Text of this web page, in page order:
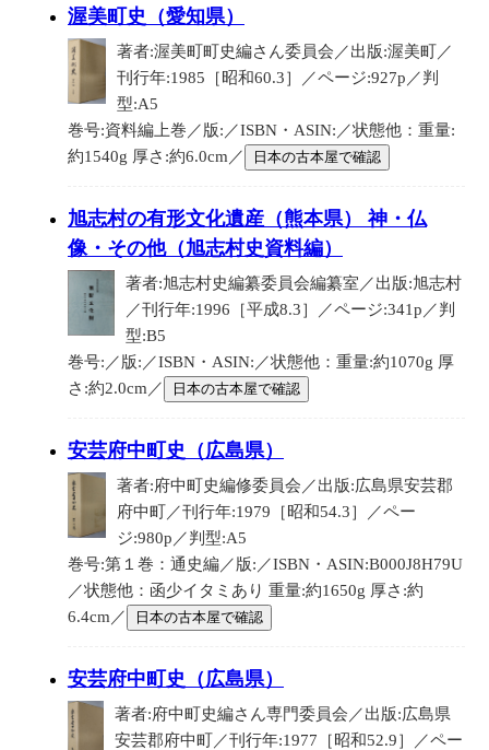
渥美町史（愛知県）
著者:渥美町町史編さん委員会／出版:渥美町／
刊行年:1985［昭和60.3］／ページ:927p／判
型:A5
巻号:資料編上巻／版:／ISBN・ASIN:／状態他：重量:
約1540g 厚さ:約6.0cm／
日本の古本屋で確認
旭志村の有形文化遺産（熊本県） 神・仏
像・その他（旭志村史資料編）
著者:旭志村史編纂委員会編纂室／出版:旭志村
／刊行年:1996［平成8.3］／ページ:341p／判
型:B5
巻号:／版:／ISBN・ASIN:／状態他：重量:約1070g 厚
さ:約2.0cm／
日本の古本屋で確認
安芸府中町史（広島県）
著者:府中町史編修委員会／出版:広島県安芸郡
府中町／刊行年:1979［昭和54.3］／ペー
ジ:980p／判型:A5
巻号:第１巻：通史編／版:／ISBN・ASIN:B000J8H79U
／状態他：函少イタミあり 重量:約1650g 厚さ:約
6.4cm／
日本の古本屋で確認
安芸府中町史（広島県）
著者:府中町史編さん専門委員会／出版:広島県
安芸郡府中町／刊行年:1977［昭和52.9］／ペー